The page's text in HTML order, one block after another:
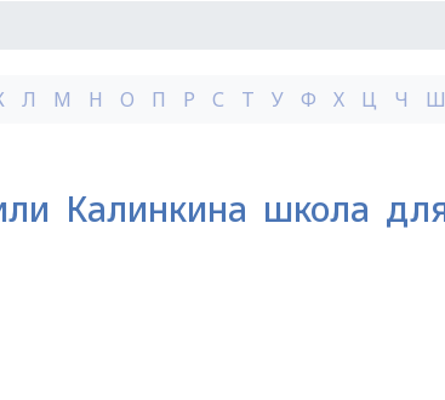
Л М Н О П Р С Т У Ф Х Ц Ч Ш
Калинкина школа